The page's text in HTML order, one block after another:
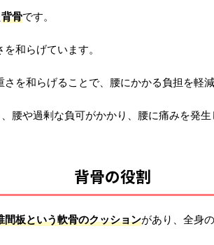
背骨です。
和らげています。
を和らげることで、腰にかかる負担を軽減
腰や過剰な負可がかかり、腰に痛みを発
背骨の役割
間板という軟骨のクッションがあり、全身